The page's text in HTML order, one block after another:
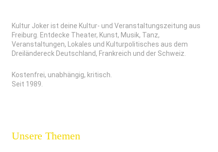
Kultur Joker ist deine Kultur- und Veranstaltungszeitung aus
Freiburg. Entdecke Theater, Kunst, Musik, Tanz,
Veranstaltungen, Lokales und Kulturpolitisches aus dem
Dreiländereck Deutschland, Frankreich und der Schweiz.
Kostenfrei, unabhängig, kritisch.
Seit 1989.
Unsere Themen